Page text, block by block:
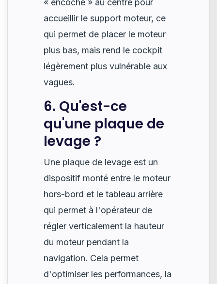
accueillir le support moteur, ce
qui permet de placer le moteur
plus bas, mais rend le cockpit
légèrement plus vulnérable aux
vagues.
6. Qu'est-ce
qu'une plaque de
levage ?
Une plaque de levage est un
dispositif monté entre le moteur
hors-bord et le tableau arrière
qui permet à l'opérateur de
régler verticalement la hauteur
du moteur pendant la
navigation. Cela permet
d'optimiser les performances, la